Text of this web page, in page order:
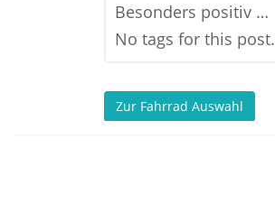
Besonders positiv …
No tags for this post.
Zur Fahrrad Auswahl